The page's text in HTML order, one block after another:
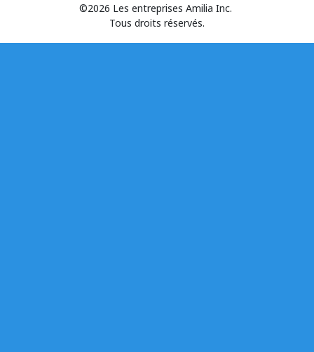
©2026 Les entreprises Amilia Inc.
Tous droits réservés.